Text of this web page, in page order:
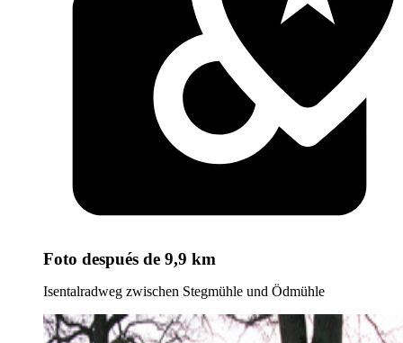
Foto después de 9,9 km
Isentalradweg zwischen Stegmühle und Ödmühle